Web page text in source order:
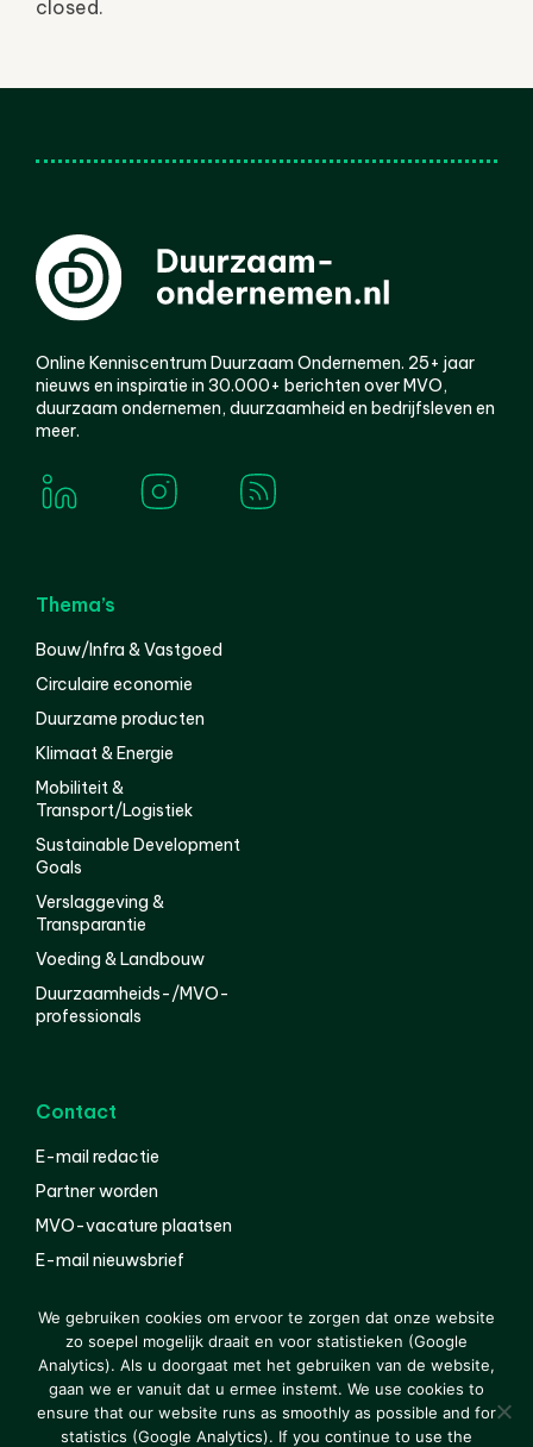
closed.
Online Kenniscentrum Duurzaam Ondernemen. 25+ jaar
nieuws en inspiratie in 30.000+ berichten over MVO,
duurzaam ondernemen, duurzaamheid en bedrijfsleven en
meer.
Thema’s
Bouw/Infra & Vastgoed
Circulaire economie
Duurzame producten
Klimaat & Energie
Mobiliteit &
Transport/Logistiek
Sustainable Development
Goals
Verslaggeving &
Transparantie
Voeding & Landbouw
Duurzaamheids-/MVO-
professionals
Contact
E-mail redactie
Partner worden
MVO-vacature plaatsen
E-mail nieuwsbrief
© 2000-2026 Van der Molen EIS Colofon
Disclaimer
Privacy
We gebruiken cookies om ervoor te zorgen dat onze website
zo soepel mogelijk draait en voor statistieken (Google
Analytics). Als u doorgaat met het gebruiken van de website,
gaan we er vanuit dat u ermee instemt. We use cookies to
ensure that our website runs as smoothly as possible and for
statistics (Google Analytics). If you continue to use the